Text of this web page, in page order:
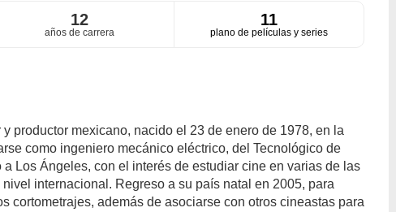
12
años de carrera
11
plano de películas y series
productor mexicano, nacido el 23 de enero de 1978, en la
como ingeniero mecánico eléctrico, del Tecnológico de
a Los Ángeles, con el interés de estudiar cine en varias de las
internacional. Regreso a su país natal en 2005, para
cortometrajes, además de asociarse con otros cineastas para